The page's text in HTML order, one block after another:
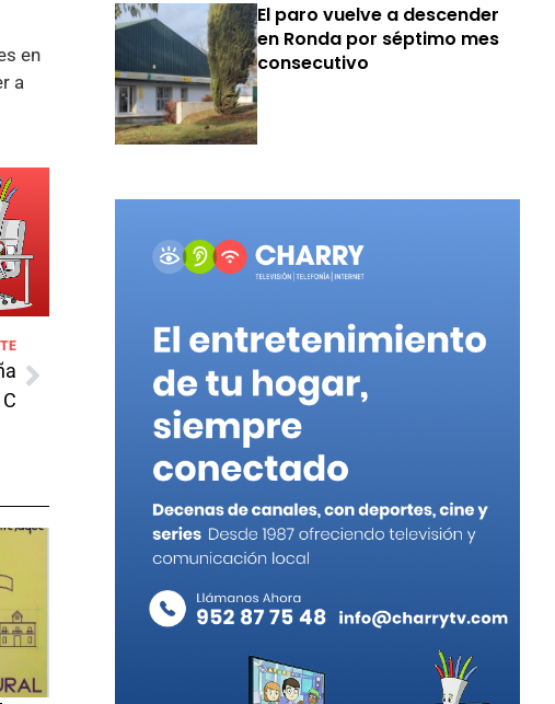
en
a
El paro vuelve a descender
en Ronda por séptimo mes
consecutivo